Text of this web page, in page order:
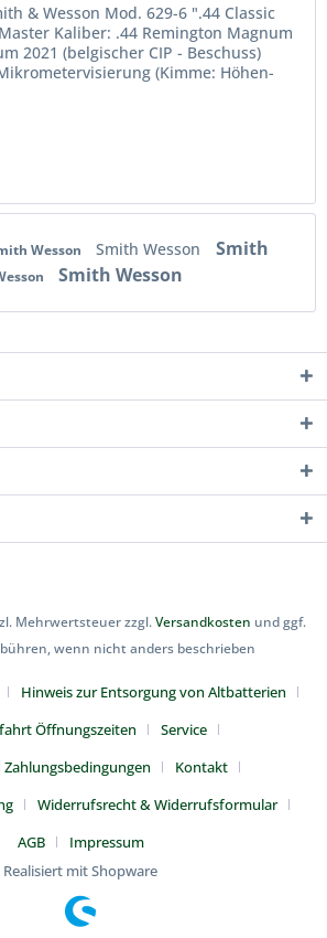
& Wesson Mod. 629-6 ".44 Classic
Kaliber: .44 Remington Magnum
2021 (belgischer CIP - Beschuss)
(Kimme: Höhen-
Wesson Smith Wesson
Smith
Smith Wesson
Mehrwertsteuer zzgl.Versandkosten und ggf.
wenn nicht anders beschrieben
Hinweis zur Entsorgung von Altbatterien
Öffnungszeiten
Service
Kontakt
Widerrufsrecht & Widerrufsformular
AGB
Impressum
Realisiert mit Shopware